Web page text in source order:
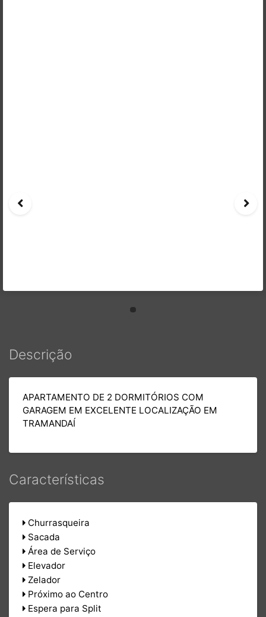
Descrição
APARTAMENTO DE 2 DORMITÓRIOS COM
GARAGEM EM EXCELENTE LOCALIZAÇÃO EM
TRAMANDAÍ
Características
Churrasqueira
Sacada
Área de Serviço
Elevador
Zelador
Próximo ao Centro
Espera para Split